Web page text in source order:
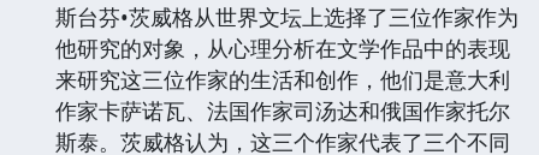
斯台芬•茨威格从世界文坛上选择了三位作家作为
他研究的对象，从心理分析在文学作品中的表现
来研究这三位作家的生活和创作，他们是意大利
作家卡萨诺瓦、法国作家司汤达和俄国作家托尔
斯泰。茨威格认为，这三个作家代表了三个不同